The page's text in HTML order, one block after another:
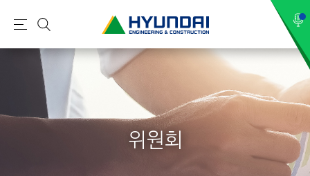
현
건
설
H
메
뉴
검
색
위원회